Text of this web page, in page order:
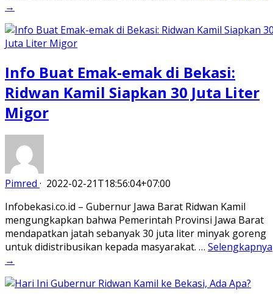
→
Info Buat Emak-emak di Bekasi:
Ridwan Kamil Siapkan 30 Juta Liter
Migor
Pimred · 2022-02-21T18:56:04+07:00
Infobekasi.co.id – Gubernur Jawa Barat Ridwan Kamil
mengungkapkan bahwa Pemerintah Provinsi Jawa Barat
mendapatkan jatah sebanyak 30 juta liter minyak goreng
untuk didistribusikan kepada masyarakat. … Selengkapnya
→